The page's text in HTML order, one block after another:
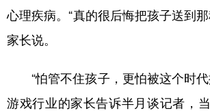
心理疾病。“真的很后悔把孩子送到
家长说。
“怕管不住孩子，更怕被这个时代
游戏行业的家长告诉半月谈记者，